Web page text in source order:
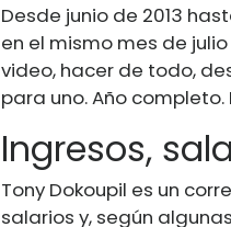
Desde junio de 2013
en el mismo mes de
video, hacer de todo,
para uno. Año completo.
Ingresos,
Tony Dokoupil es un
salarios y, según